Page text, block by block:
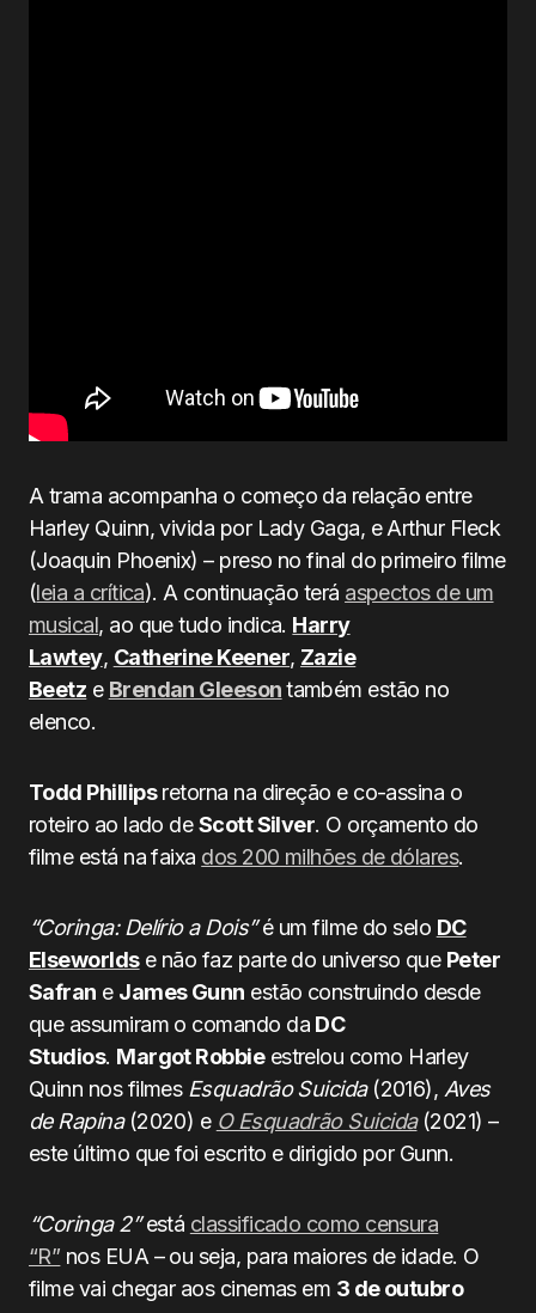
A trama acompanha o começo da relação entre
Harley Quinn, vivida por Lady Gaga, e Arthur Fleck
(Joaquin Phoenix) – preso no final do primeiro filme
(leia a crítica). A continuação terá aspectos de um
musical, ao que tudo indica. Harry
Lawtey, Catherine Keener, Zazie
Beetz e Brendan Gleesontambém estão no
elenco.
Todd Phillipsretorna na direção e co-assina o
roteiro ao lado deScott Silver. O orçamento do
filme está na faixa dos 200 milhões de dólares.
“Coringa: Delírio a Dois”é um filme do selo DC
Elseworldse não faz parte do universo que Peter
Safran e James Gunn estão construindo desde
que assumiram o comando da DC
Studios. Margot Robbieestrelou como Harley
Quinn nos filmes Esquadrão Suicida(2016), Aves
de Rapina(2020) e O Esquadrão Suicida(2021) –
este último que foi escrito e dirigido por Gunn.
“Coringa 2”está classificado como censura
“R” nos EUA – ou seja, para maiores de idade. O
filme vai chegar aos cinemas em 3 de outubro